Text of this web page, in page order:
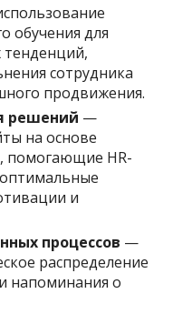
обучения для
тенденций,
сотрудника
продвижения.
решений —
на основе
помогающие HR-
и
процессов —
распределение
напоминания о